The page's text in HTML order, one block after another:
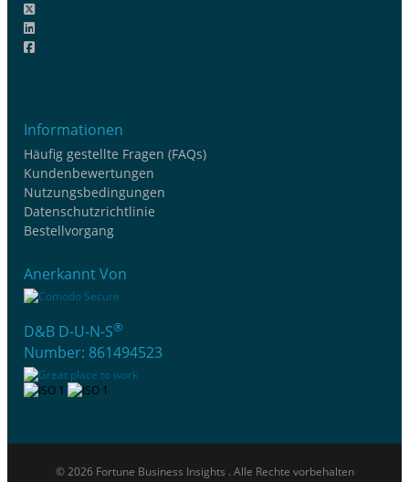
Informationen
Häufig gestellte Fragen (FAQs)
Kundenbewertungen
Nutzungsbedingungen
Datenschutzrichtlinie
Bestellvorgang
Anerkannt Von
D&B D-U-N-S®
Number: 861494523
© 2026 Fortune Business Insights . Alle Rechte vorbehalten